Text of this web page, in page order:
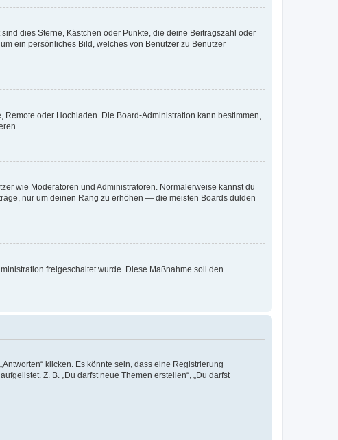
dies Sterne, Kästchen oder Punkte, die deine Beitragszahl oder
ein persönliches Bild, welches von Benutzer zu Benutzer
oder Hochladen. Die Board-Administration kann bestimmen,
wie Moderatoren und Administratoren. Normalerweise kannst du
nur um deinen Rang zu erhöhen — die meisten Boards dulden
freigeschaltet wurde. Diese Maßnahme soll den
klicken. Es könnte sein, dass eine Registrierung
Z. B. „Du darfst neue Themen erstellen“, „Du darfst